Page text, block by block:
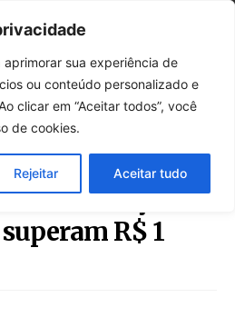
sua experiência de
ou conteúdo personalizado e
clicar em “Aceitar todos”, você
de cookies.
Rejeitar Aceitar tudo
Devoluções a
R$ 1